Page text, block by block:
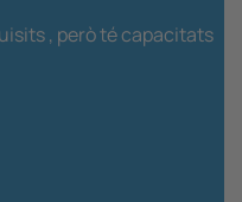
, però té capacitats